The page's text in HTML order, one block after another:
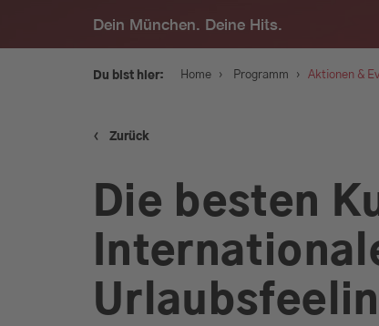
Dein München. Deine Hits.
Programm
Werbung
Du bist hier: Home › Programm › Aktionen &
‹ Zurück
Die besten